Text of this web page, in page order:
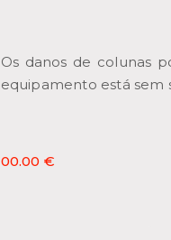
Os danos de colunas
equipamento está sem
00.00 €